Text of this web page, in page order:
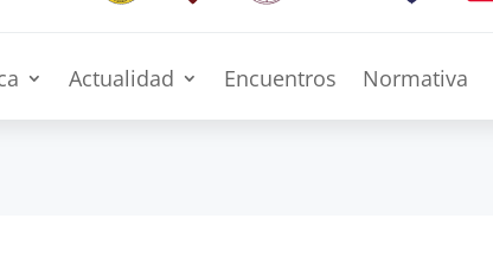
Actualidad Encuentros Normativa